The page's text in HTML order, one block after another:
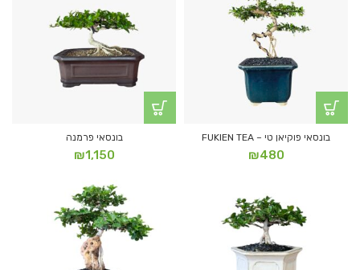
בונסאי פוקיאן טי – FUKIEN TEA
₪480
בונסאי פרמנה
₪1,150